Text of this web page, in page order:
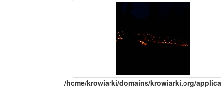
/home/krowiarki/domains/krowiarki.org/